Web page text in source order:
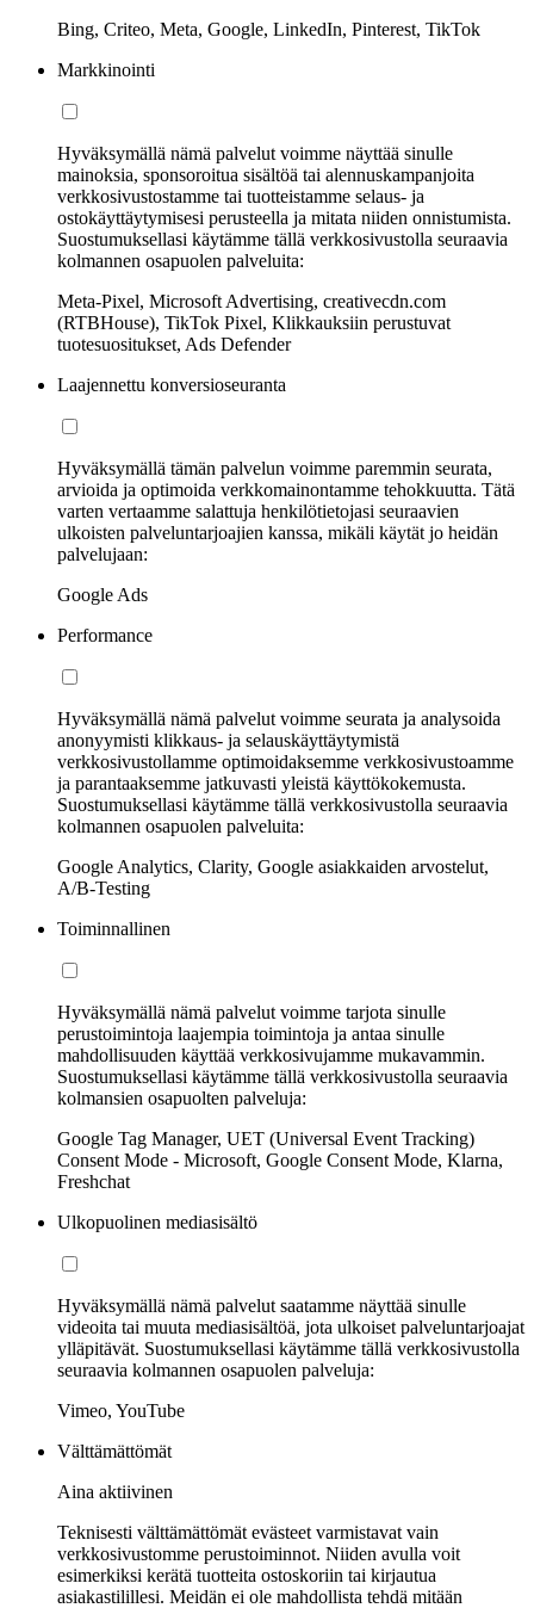
Bing, Criteo, Meta, Google, LinkedIn, Pinterest, TikTok
Markkinointi
Hyväksymällä nämä palvelut voimme näyttää sinulle
mainoksia, sponsoroitua sisältöä tai alennuskampanjoita
verkkosivustostamme tai tuotteistamme selaus- ja
ostokäyttäytymisesi perusteella ja mitata niiden onnistumista.
Suostumuksellasi käytämme tällä verkkosivustolla seuraavia
kolmannen osapuolen palveluita:
Meta-Pixel, Microsoft Advertising, creativecdn.com
(RTBHouse), TikTok Pixel, Klikkauksiin perustuvat
tuotesuositukset, Ads Defender
Laajennettu konversioseuranta
Hyväksymällä tämän palvelun voimme paremmin seurata,
arvioida ja optimoida verkkomainontamme tehokkuutta. Tätä
varten vertaamme salattuja henkilötietojasi seuraavien
ulkoisten palveluntarjoajien kanssa, mikäli käytät jo heidän
palvelujaan:
Google Ads
Performance
Hyväksymällä nämä palvelut voimme seurata ja analysoida
anonyymisti klikkaus- ja selauskäyttäytymistä
verkkosivustollamme optimoidaksemme verkkosivustoamme
ja parantaaksemme jatkuvasti yleistä käyttökokemusta.
Suostumuksellasi käytämme tällä verkkosivustolla seuraavia
kolmannen osapuolen palveluita:
Google Analytics, Clarity, Google asiakkaiden arvostelut,
A/B-Testing
Toiminnallinen
Hyväksymällä nämä palvelut voimme tarjota sinulle
perustoimintoja laajempia toimintoja ja antaa sinulle
mahdollisuuden käyttää verkkosivujamme mukavammin.
Suostumuksellasi käytämme tällä verkkosivustolla seuraavia
kolmansien osapuolten palveluja:
Google Tag Manager, UET (Universal Event Tracking)
Consent Mode - Microsoft, Google Consent Mode, Klarna,
Freshchat
Ulkopuolinen mediasisältö
Hyväksymällä nämä palvelut saatamme näyttää sinulle
videoita tai muuta mediasisältöä, jota ulkoiset palveluntarjoajat
ylläpitävät. Suostumuksellasi käytämme tällä verkkosivustolla
seuraavia kolmannen osapuolen palveluja:
Vimeo, YouTube
Välttämättömät
Aina aktiivinen
Teknisesti välttämättömät evästeet varmistavat vain
verkkosivustomme perustoiminnot. Niiden avulla voit
esimerkiksi kerätä tuotteita ostoskoriin tai kirjautua
asiakastilillesi. Meidän ei ole mahdollista tehdä mitään